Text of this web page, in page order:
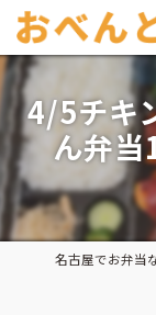
4/5チキ
ん弁当